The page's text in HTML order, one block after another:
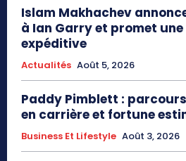
Islam Makhachev
à Ian Garry et promet
expéditive
Actualités Août 5, 2026
Paddy Pimblett :
en carrière et fortune
Business Et Lifestyle Août 3, 2026